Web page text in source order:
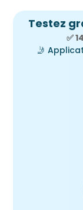
Testez
✅
🤳